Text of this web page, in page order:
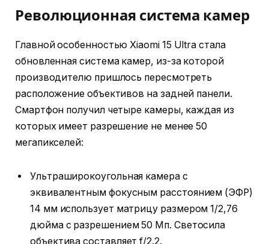
Революционная система камер
Главной особенностью Xiaomi 15 Ultra стала
обновленная система камер, из-за которой
производителю пришлось пересмотреть
расположение объективов на задней панели.
Смартфон получил четыре камеры, каждая из
которых имеет разрешение не менее 50
мегапикселей:
Ультраширокоугольная камера с
эквивалентным фокусным расстоянием (ЭФР)
14 мм использует матрицу размером 1/2,76
дюйма с разрешением 50 Мп. Светосила
объектива составляет f/2.2.